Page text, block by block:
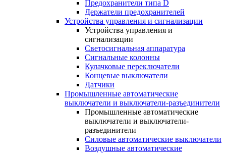
Предохранители типа D
Держатели предохранителей
Устройства управления и сигнализации
Устройства управления и
сигнализации
Светосигнальная аппаратура
Сигнальные колонны
Кулачковые переключатели
Концевые выключатели
Датчики
Промышленные автоматические
выключатели и выключатели-разъединители
Промышленные автоматические
выключатели и выключатели-
разъединители
Силовые автоматические выключатели
Воздушные автоматические